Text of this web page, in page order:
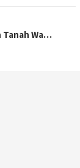
Tanah Wa…